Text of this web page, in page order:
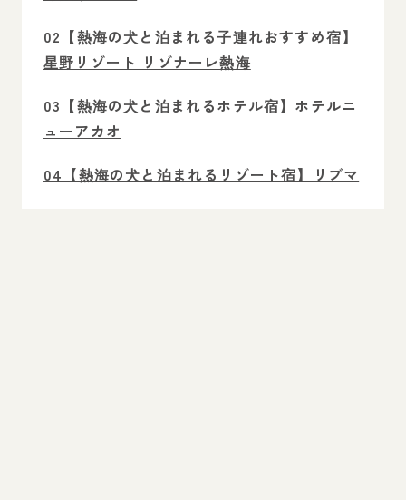
02【熱海の犬と泊まれる子連れおすすめ宿】
星野リゾート リゾナーレ熱海
03【熱海の犬と泊まれるホテル宿】ホテルニ
ューアカオ
04【熱海の犬と泊まれるリゾート宿】リブマ